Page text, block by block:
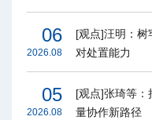
06
2026.08
[观点]汪明：
对处置能力
05
2026.08
[观点]张琦等
量协作新路径